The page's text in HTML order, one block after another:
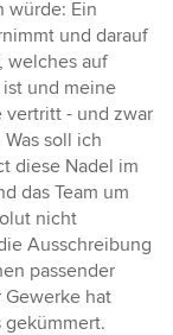
würde: Ein
und darauf
welches auf
und meine
vertritt - und zwar
soll ich
diese Nadel im
das Team um
nicht
Ausschreibung
passender
hat